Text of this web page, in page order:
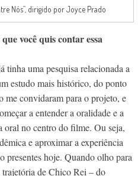
Nós”, dirigido por Joyce Prado
você quis contar essa
tinha uma pesquisa relacionada a
estudo mais histórico, do ponto
me convidaram para o projeto, e
a entender a oralidade e a
oral no centro do filme. Ou seja,
e aproximar a experiência
presentes hoje. Quando olho para
trajetória de Chico Rei – do